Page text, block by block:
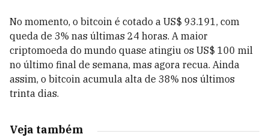
No momento, o bitcoin é cotado a US$ 93.191, com
queda de 3% nas últimas 24 horas. A maior
criptomoeda do mundo quase atingiu os US$ 100 mil
no último final de semana, mas agora recua. Ainda
assim, o bitcoin acumula alta de 38% nos últimos
trinta dias.
Veja também